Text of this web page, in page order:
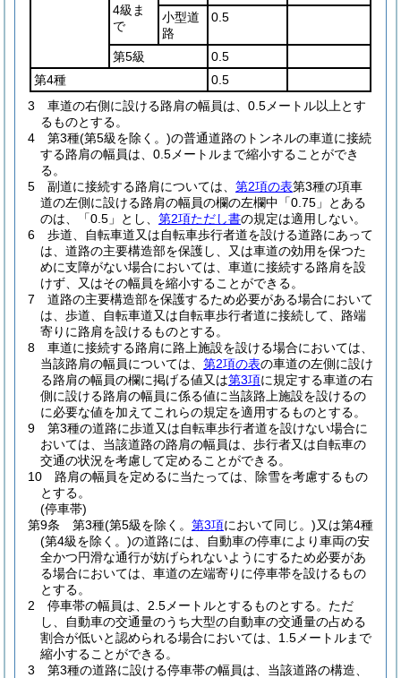
4級ま
で
小型道
路
0.5
第5級
0.5
第4種
0.5
3
車道の右側に設ける路肩の幅員は、0.5メートル以上とす
るものとする。
4
第3種(第5級を除く。)の普通道路のトンネルの車道に接続
する路肩の幅員は、0.5メートルまで縮小することができ
る。
5
副道に接続する路肩については、 第2項の表第3種の項車
道の左側に設ける路肩の幅員の欄の左欄中「0.75」とある
のは、「0.5」とし、 第2項ただし書の規定は適用しない。
6
歩道、自転車道又は自転車歩行者道を設ける道路にあって
は、道路の主要構造部を保護し、又は車道の効用を保つた
めに支障がない場合においては、車道に接続する路肩を設
けず、又はその幅員を縮小することができる。
7
道路の主要構造部を保護するため必要がある場合において
は、歩道、自転車道又は自転車歩行者道に接続して、路端
寄りに路肩を設けるものとする。
8
車道に接続する路肩に路上施設を設ける場合においては、
当該路肩の幅員については、 第2項の表の車道の左側に設け
る路肩の幅員の欄に掲げる値又は第3項に規定する車道の右
側に設ける路肩の幅員に係る値に当該路上施設を設けるの
に必要な値を加えてこれらの規定を適用するものとする。
9
第3種の道路に歩道又は自転車歩行者道を設けない場合に
おいては、当該道路の路肩の幅員は、歩行者又は自転車の
交通の状況を考慮して定めることができる。
10
路肩の幅員を定めるに当たっては、除雪を考慮するもの
とする。
(停車帯)
第9条
第3種(第5級を除く。 第3項において同じ。)又は第4種
(第4級を除く。)の道路には、自動車の停車により車両の安
全かつ円滑な通行が妨げられないようにするため必要があ
る場合においては、車道の左端寄りに停車帯を設けるもの
とする。
2
停車帯の幅員は、2.5メートルとするものとする。 ただ
し、自動車の交通量のうち大型の自動車の交通量の占める
割合が低いと認められる場合においては、1.5メートルまで
縮小することができる。
3
第3種の道路に設ける停車帯の幅員は、当該道路の構造、